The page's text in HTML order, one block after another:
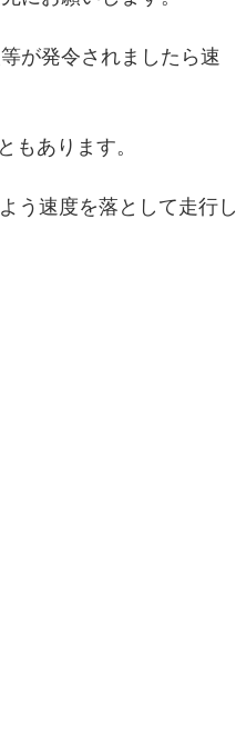
が発令されましたら速
もあります。
う速度を落として走行し